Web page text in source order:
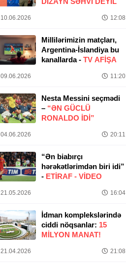
10.06.2026 12:08
Millilərimizin matçları,
Argentina-İslandiya bu
kanallarda - TV AFİŞA
09.06.2026 11:20
Nesta Messini seçmədi
– “ƏN GÜCLÜ
RONALDO IDI”
04.06.2026 20:11
“Ən biabırçı
hərəkətlərimdən biri idi”
- ETIRAF - VİDEO
21.05.2026 16:04
İdman komplekslərində
ciddi nöqsanlar: 15
MILYON MANAT!
21.04.2026 21:08